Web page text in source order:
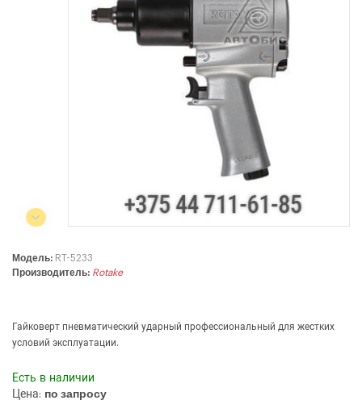
253-03-26
220004, г. Минск, ул. Западная,
с 8:00 до 17:00, сб, вс - выходной
Модель: RT-5233
Производитель: Rotake
Гайковерт пневматический ударный профессиональный для жестких
условий эксплуатации.
Есть в наличии
Цена: по запросу